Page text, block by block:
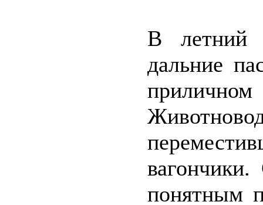
В летний
дальние
понятным